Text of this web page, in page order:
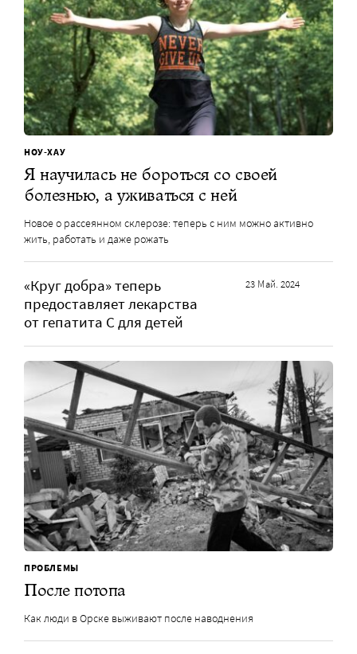
НОУ-ХАУ
Я научилась не бороться со своей
болезнью, а уживаться с ней
Новое о рассеянном склерозе: теперь с ним можно активно
жить, работать и даже рожать
«Круг добра» теперь
предоставляет лекарства
от гепатита С для детей
23 Май. 2024
ПРОБЛЕМЫ
После потопа
Как люди в Орске выживают после наводнения